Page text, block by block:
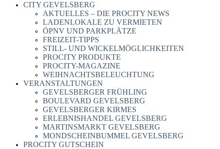
CITY GEVELSBERG
AKTUELLES – DIE PROCITY NEWS
LADENLOKALE ZU VERMIETEN
ÖPNV UND PARKPLÄTZE
FREIZEIT-TIPPS
STILL- UND WICKELMÖGLICHKEITEN
PROCITY PRODUKTE
PROCITY-MAGAZINE
WEIHNACHTSBELEUCHTUNG
VERANSTALTUNGEN
GEVELSBERGER FRÜHLING
BOULEVARD GEVELSBERG
GEVELSBERGER KIRMES
ERLEBNISHANDEL GEVELSBERG
MARTINSMARKT GEVELSBERG
MONDSCHEINBUMMEL GEVELSBERG
PROCITY GUTSCHEIN